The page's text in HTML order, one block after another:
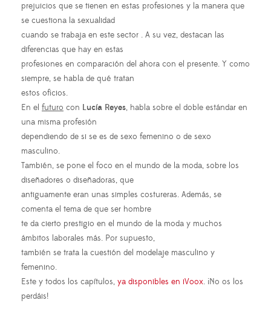
prejuicios que se tienen en estas profesiones y la manera que
se cuestiona la sexualidad
cuando se trabaja en este sector . A su vez, destacan las
diferencias que hay en estas
profesiones en comparación del ahora con el presente. Y como
siempre, se habla de qué tratan
estos oficios.
En el futuro con Lucía Reyes, habla sobre el doble estándar en
una misma profesión
dependiendo de si se es de sexo femenino o de sexo
masculino.
También, se pone el foco en el mundo de la moda, sobre los
diseñadores o diseñadoras, que
antiguamente eran unas simples costureras. Además, se
comenta el tema de que ser hombre
te da cierto prestigio en el mundo de la moda y muchos
ámbitos laborales más. Por supuesto,
también se trata la cuestión del modelaje masculino y
femenino.
Este y todos los capítulos, ya disponibles en iVoox. ¡No os los
perdáis!